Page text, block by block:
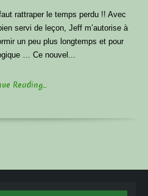
rattraper le temps perdu !! Avec
servi de leçon, Jeff m’autorise à
un peu plus longtemps et pour
… Ce nouvel...
Reading...